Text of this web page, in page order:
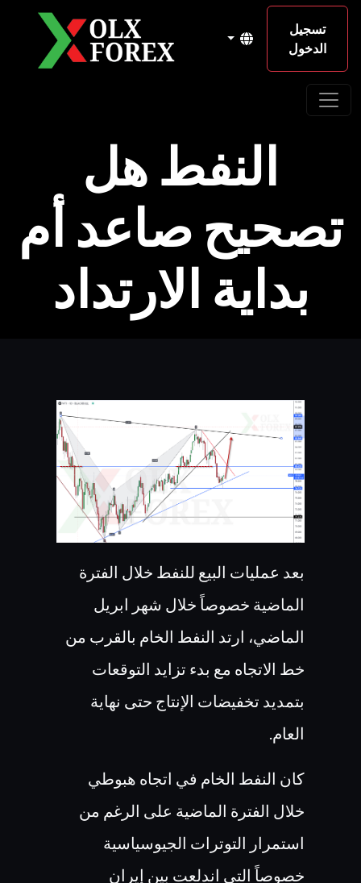
تسجيل
الدخول
النفط هل
تصحيح صاعد أم
بداية الارتداد
بعد عمليات البيع للنفط خلال الفترة
الماضية خصوصاً خلال شهر ابريل
الماضي، ارتد النفط الخام بالقرب من
خط الاتجاه مع بدء تزايد التوقعات
بتمديد تخفيضات الإنتاج حتى نهاية
العام.
كان النفط الخام في اتجاه هبوطي
خلال الفترة الماضية على الرغم من
استمرار التوترات الجيوسياسية
خصوصاً التي اندلعت بين إيران